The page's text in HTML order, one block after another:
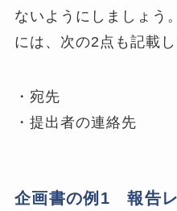
ないようにしましょう
には、次の2点も記載し
・宛先
・提出者の連絡先
企画書の例1 報告レ